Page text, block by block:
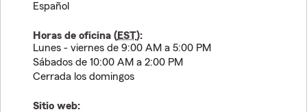
Español
Horas de oficina (EST):
Lunes - viernes de 9:00 AM a 5:00 PM
Sábados de 10:00 AM a 2:00 PM
Cerrada los domingos
Sitio web: